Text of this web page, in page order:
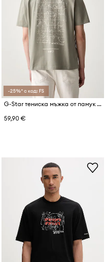
-25%* с код: FS
G-Star тениска мъжка от памук Back gr relaxed
59,90 €